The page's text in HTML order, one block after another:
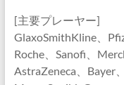
[主要プレーヤー]
GlaxoSmithKline、
Roche、Sanofi、
AstraZeneca、Bayer